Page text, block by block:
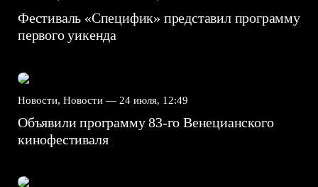
Фестиваль «Специфик» представил программу
первого уикенда
Новости, Новости — 24 июля, 12:49
Объявили программу 83-го Венецианского
кинофестиваля